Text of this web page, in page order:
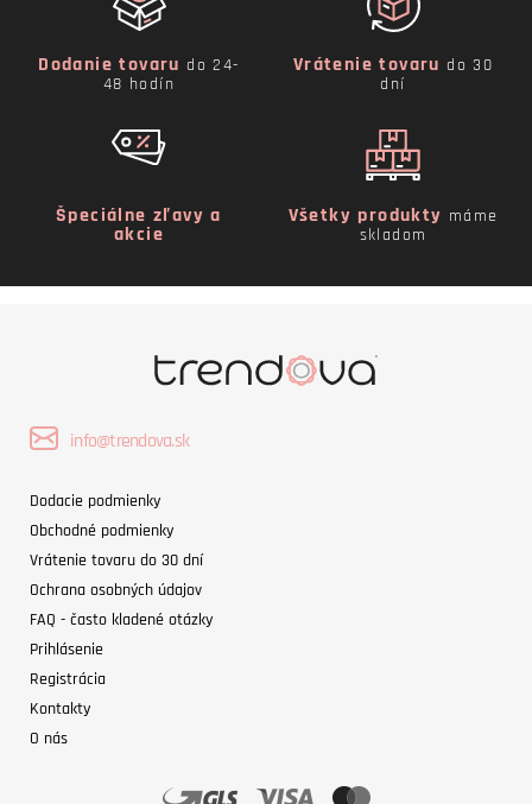
Dodanie tovaru do 24-
48 hodín
Vrátenie tovaru do 30
dní
Špeciálne zľavy a
akcie
Všetky produkty máme
skladom
info@trendova.sk
Dodacie podmienky
Obchodné podmienky
Vrátenie tovaru do 30 dní
Ochrana osobných údajov
FAQ - často kladené otázky
Prihlásenie
Registrácia
Kontakty
O nás